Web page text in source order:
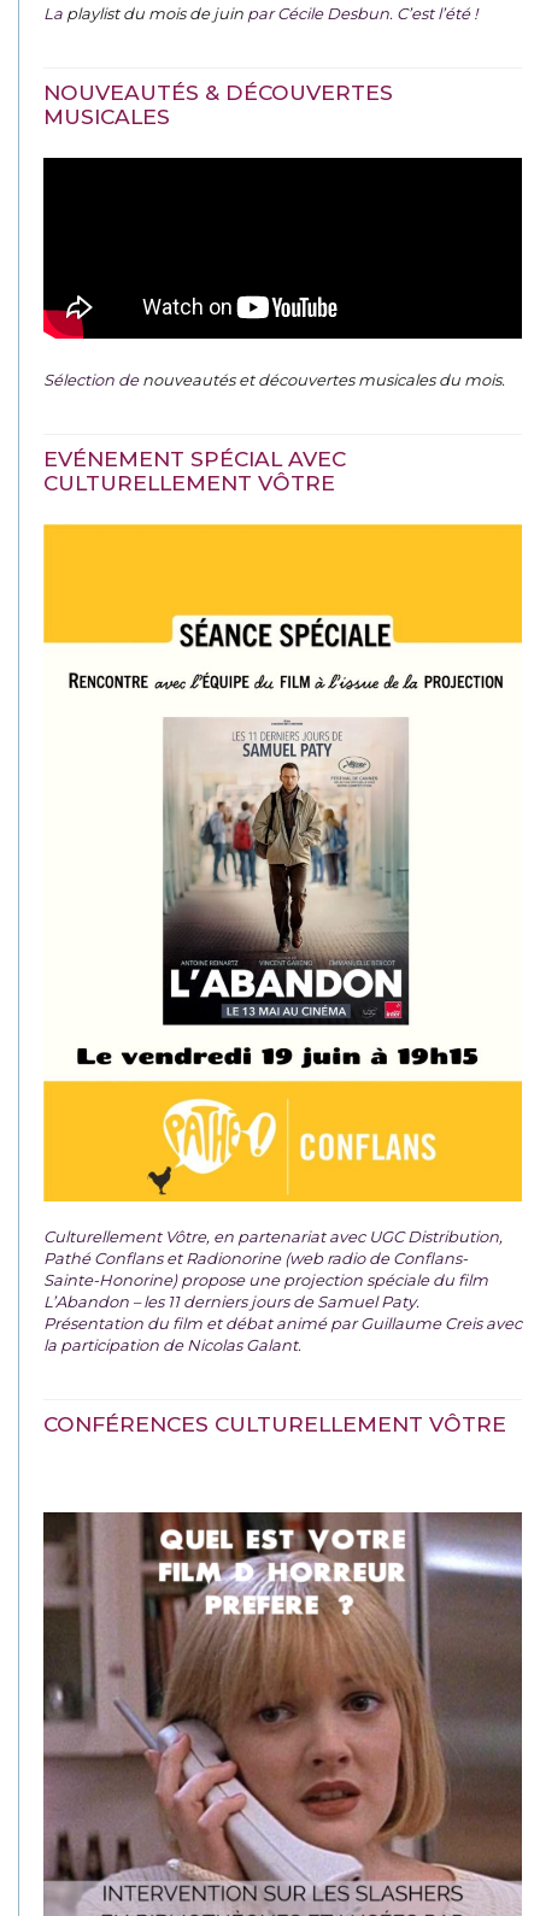
La playlist du mois de juin par Cécile Desbun. C’est l’été !
NOUVEAUTÉS & DÉCOUVERTES
MUSICALES
Sélection denouveautés et découvertes musicales du mois.
EVÉNEMENT SPÉCIAL AVEC
CULTURELLEMENT VÔTRE
Culturellement Vôtre, en partenariat avec UGC Distribution,
Pathé Conflans et Radionorine (web radio de Conflans-
Sainte-Honorine) propose une projection spéciale du film
L’Abandon – les 11 derniers jours de Samuel Paty.
Présentation du film et débat animé par Guillaume Creis avec
la participation de Nicolas Galant.
CONFÉRENCES CULTURELLEMENT VÔTRE